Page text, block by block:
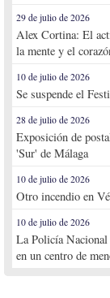
29 de julio de 2026
Alex Cortina: El
la mente y el
10 de julio de 2026
Se suspende el
28 de julio de 2026
Exposición de
'Sur' de Málaga
10 de julio de 2026
Otro incendio en
10 de julio de 2026
La Policía Nacional
en un centro de